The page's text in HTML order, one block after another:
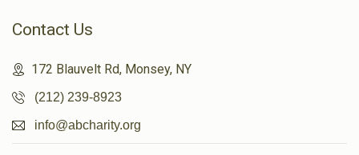
Contact Us
172 Blauvelt Rd, Monsey, NY
(212) 239-8923
info@abcharity.org